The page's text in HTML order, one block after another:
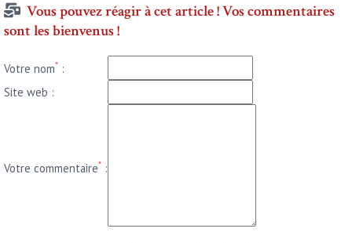
Vous pouvez réagir à cet article ! Vos commentaires
sont les bienvenus !
Votre nom* :
Site web :
Votre commentaire* :